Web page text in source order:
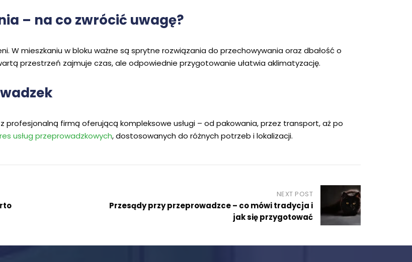
– na co zwrócić uwagę?
W mieszkaniu w bloku ważne są sprytne rozwiązania do przechowywania oraz dbałość o
przestrzeń zajmuje czas, ale odpowiednie przygotowanie ułatwia aklimatyzację.
profesjonalną firmą oferującą kompleksowe usługi – od pakowania, przez transport, aż po
usług przeprowadzkowych, dostosowanych do różnych potrzeb i lokalizacji.
NEXT POST
Przesądy przy przeprowadzce – co mówi tradycja i
jak się przygotować